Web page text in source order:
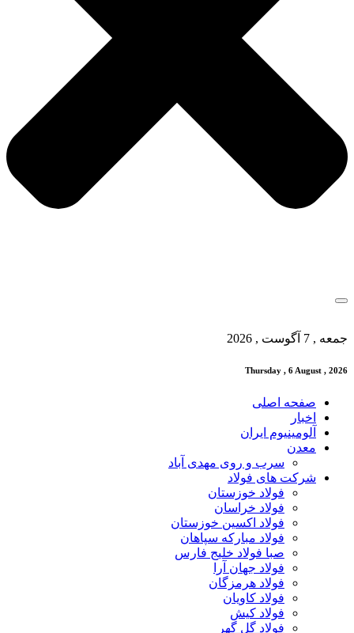
جمعه , 7 آگوست , 2026
Thursday , 6 August , 2026
صفحه اصلی
اخبار
آلومینیوم ایران
معدن
سرب و روی مهدی آباد
شرکت های فولاد
فولاد خوزستان
فولاد خراسان
فولاد اکسین خوزستان
فولاد مبارکه سپاهان
صبا فولاد خلیج فارس
فولاد جهان آرا
فولاد هرمزگان
فولاد کاویان
فولاد کیش
فولاد گل گهر